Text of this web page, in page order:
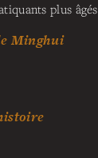
plus âgés
Minghui